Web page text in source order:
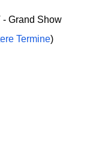
Grand Show
Termine)